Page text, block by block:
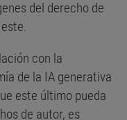
del derecho de
con la
de la IA generativa
este último pueda
de autor, es